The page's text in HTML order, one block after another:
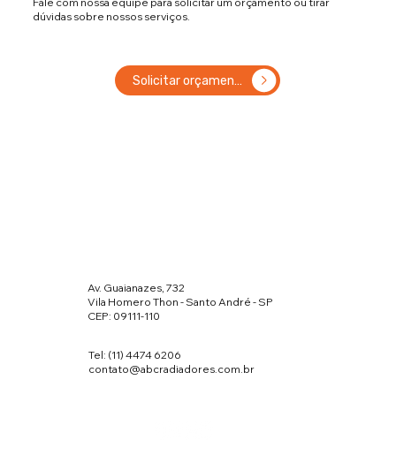
Solicitar orçamento
dúvidas sobre nossos serviços.
Av. Guaianazes, 732
Vila Homero Thon - Santo André - SP
CEP: 09111-110
Tel: (11) 4474 6206
contato@abcradiadores.com.br